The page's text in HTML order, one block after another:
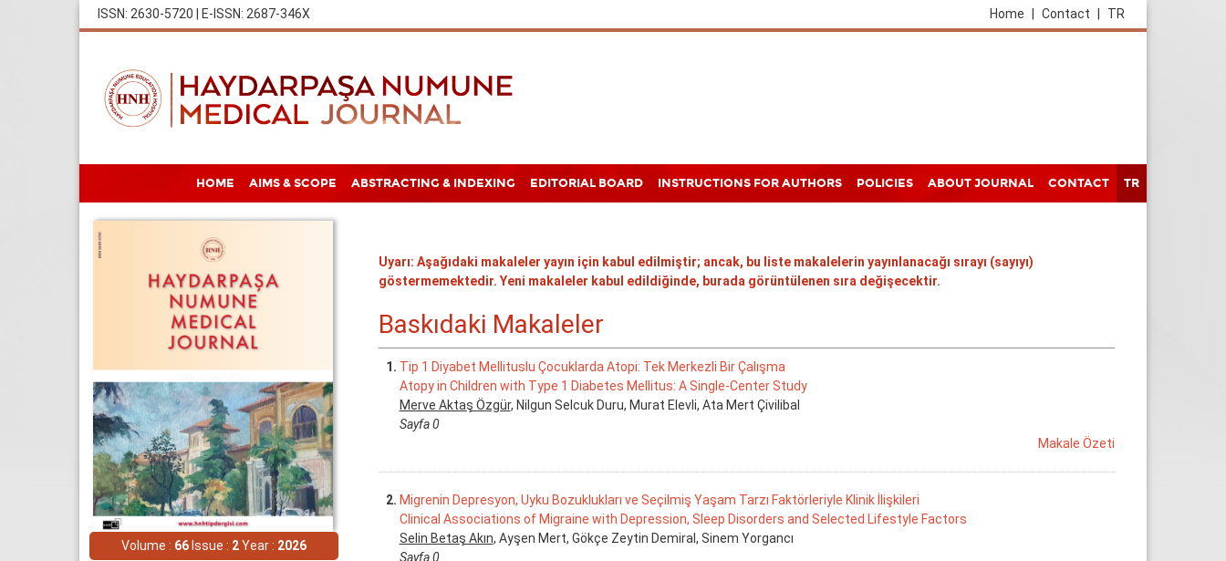
ISSN: 2630-5720 | E-ISSN: 2687-346X TR
Contact
Home
HOME AIMS & SCOPE ABSTRACTING & INDEXING EDITORIAL BOARD INSTRUCTIONS FOR AUTHORS POLICIES ABOUT JOURNAL CONTACT TR
Volume : 66 Issue : 2Year : 2026
Uyarı: Aşağıdaki makaleler yayın için kabul edilmiştir; ancak, bu liste makalelerin yayınlanacağı sırayı (sayıyı)
göstermemektedir. Yeni makaleler kabul edildiğinde, burada görüntülenen sıra değişecektir.
Baskıdaki Makaleler
1. Tip 1 Diyabet Mellituslu Çocuklarda Atopi: Tek Merkezli Bir Çalışma
Atopy in Children with Type 1 Diabetes Mellitus: A Single-Center Study
Merve Aktaş Özgür, Nilgun Selcuk Duru, Murat Elevli, Ata Mert Çivilibal
Sayfa 0
Makale Özeti
2. Migrenin Depresyon, Uyku Bozuklukları ve Seçilmiş Yaşam Tarzı Faktörleriyle Klinik İlişkileri
Clinical Associations of Migraine with Depression, Sleep Disorders and Selected Lifestyle Factors
Selin Betaş Akın, Ayşen Mert, Gökçe Zeytin Demiral, Sinem Yorgancı
Sayfa 0